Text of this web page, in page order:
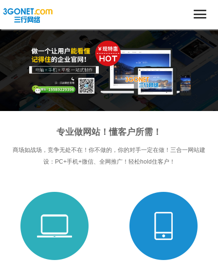
专业做网站！懂客户所需！
商场如战场，竞争无处不在！你不做的，你的对手一定在做！三合一网站建
设：PC+手机+微信、全网推广！轻松hold住客户！